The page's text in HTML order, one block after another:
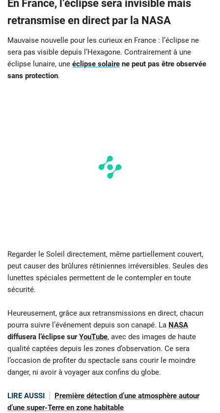
En France, l’éclipse sera invisible mais
retransmise en direct par la NASA
Mauvaise nouvelle pour les curieux en France : l’éclipse ne
sera pas visible depuis l’Hexagone. Contrairement à une
éclipse lunaire, une éclipse solaire ne peut pas être observée
sans protection.
Regarder le Soleil directement, même partiellement couvert,
peut causer des brûlures rétiniennes irréversibles. Seules des
lunettes spéciales permettent de le contempler en toute
sécurité.
Heureusement, grâce aux retransmissions en direct, chacun
pourra suivre l’événement depuis son canapé. La NASA
diffusera l’éclipse surYouTube, avec des images de haute
qualité captées depuis les zones d’observation. Ce sera
l’occasion de profiter du spectacle sans courir le moindre
danger, ni avoir à voyager aux confins du globe.
LIRE AUSSI
Première détection d’une atmosphère autour
d’une super-Terre en zone habitable